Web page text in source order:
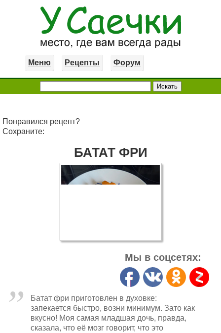
Меню Рецепты Форум
Понравился рецепт?
Сохраните:
БАТАТ ФРИ
Мы в соцсетях:
Батат фри приготовлен в духовке:
запекается быстро, возни минимум. Зато как
вкусно! Моя самая младшая дочь, правда,
сказала, что её мозг говорит, что это